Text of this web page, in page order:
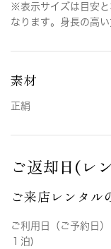
※表示サイズは目安と
なります。身長の高
素材
正絹
ご返却日(レ
ご来店レンタル
ご利用日（ご予約日
１泊)